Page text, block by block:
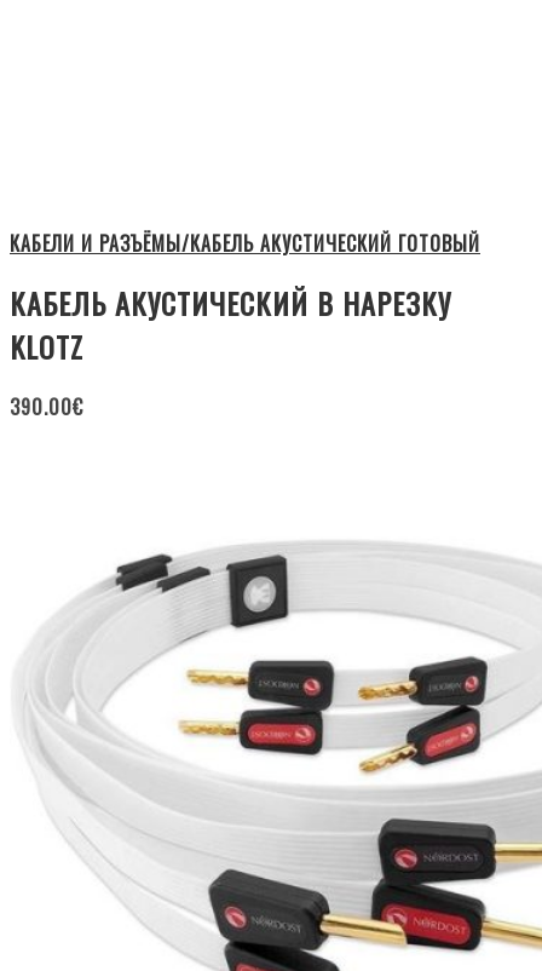
КАБЕЛИ И РАЗЪЁМЫ/КАБЕЛЬ АКУСТИЧЕСКИЙ ГОТОВЫЙ
КАБЕЛЬ АКУСТИЧЕСКИЙ В НАРЕЗКУ
KLOTZ
390.00€